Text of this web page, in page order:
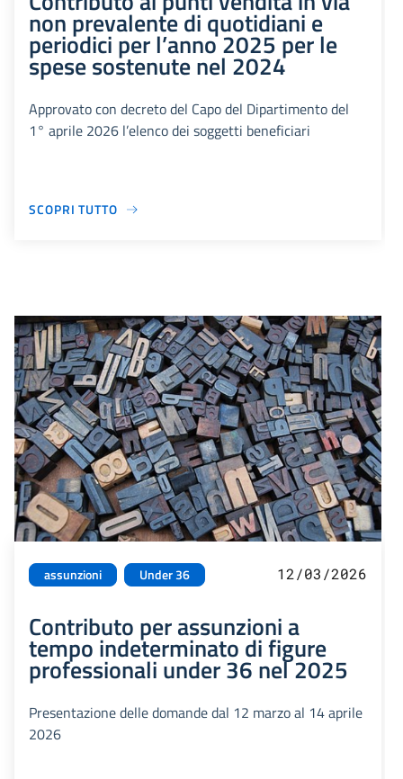
non prevalente di quotidiani e
periodici per l’anno 2025 per le
spese sostenute nel 2024
Approvato con decreto del Capo del Dipartimento del
1° aprile 2026 l’elenco dei soggetti beneficiari
SCOPRI TUTTO
assunzioni Under 36 12/03/2026
Contributo per assunzioni a
tempo indeterminato di figure
professionali under 36 nel 2025
Presentazione delle domande dal 12 marzo al 14 aprile
2026